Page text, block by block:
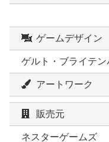
ゲームデザイン
ゲルト・ブライテ
アートワーク
販売元
ネスターゲームズ